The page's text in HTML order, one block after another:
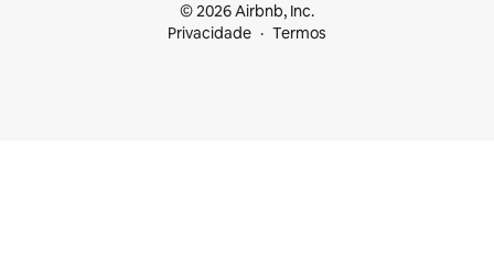
© 2026 Airbnb, Inc.
Privacidade
Termos